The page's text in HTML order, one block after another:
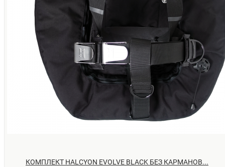
КОМПЛЕКТ HALCYON EVOLVE BLACK БЕЗ КАРМАНОВ...